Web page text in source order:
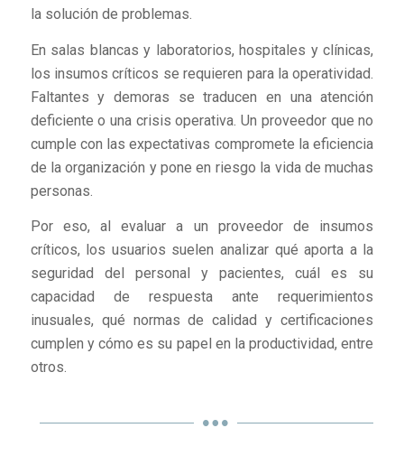
la solución de problemas.
En salas blancas y laboratorios, hospitales y clínicas,
los insumos críticos se requieren para la operatividad.
Faltantes y demoras se traducen en una atención
deficiente o una crisis operativa. Un proveedor que no
cumple con las expectativas compromete la eficiencia
de la organización y pone en riesgo la vida de muchas
personas.
Por eso, al evaluar a un proveedor de insumos
críticos, los usuarios suelen analizar qué aporta a la
seguridad del personal y pacientes, cuál es su
capacidad de respuesta ante requerimientos
inusuales, qué normas de calidad y certificaciones
cumplen y cómo es su papel en la productividad, entre
otros.